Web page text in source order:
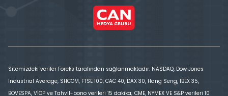
Sitemizdeki veriler Foreks tarafından sağlanmaktadır. NASDAQ, Dow Jones
Industrial Average, SHCOM, FTSE 100, CAC 40, DAX 30, Hang Seng, IBEX 35,
BOVESPA, VİOP ve Tahvil-bono verileri 15 dakika; CME, NYMEX VE S&P verileri 10